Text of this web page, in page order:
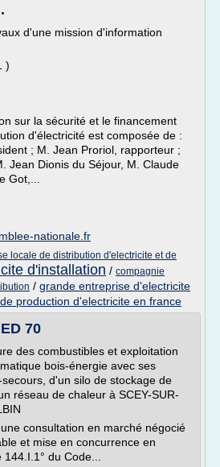
d'une mission d'information
)
sur la sécurité et le financement
d'électricité est composée de :
; M. Jean Proriol, rapporteur ;
Jean Dionis du Séjour, M. Claude
Got,...
nationale.fr
locale de distribution d'electricite et de
d'installation / compagnie
/ grande entreprise d'electricite
production d'electricite en france
70
des combustibles et exploitation
bois-énergie avec ses
d'un silo de stockage de
réseau de chaleur à SCEY-SUR-
consultation en marché négocié
et mise en concurrence en
du Code...